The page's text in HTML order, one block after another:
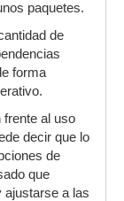
paquetes.
de
forma
frente al uso
decir que lo
de
que
ajustarse a las